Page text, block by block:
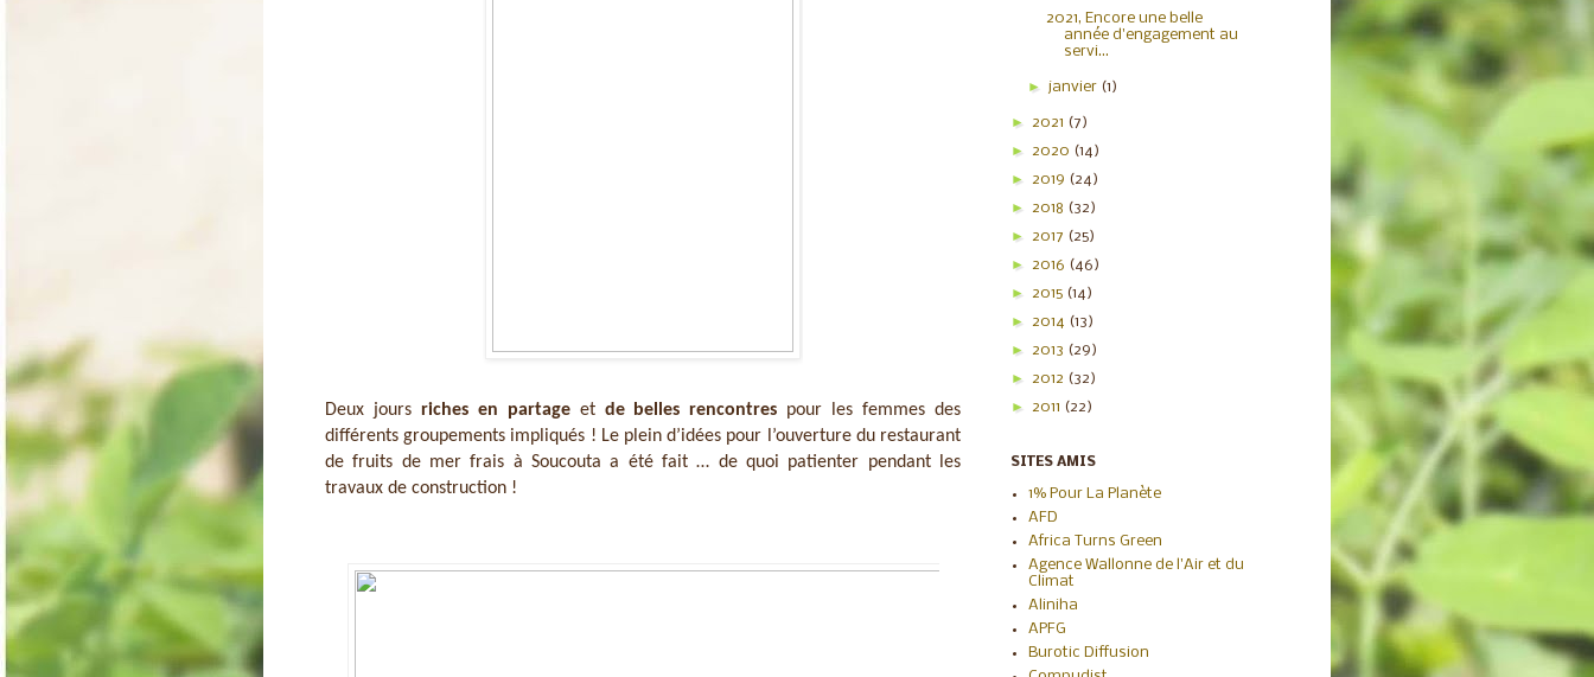
Deux jours riches en partage et de belles rencontres pour les femmes des
différents groupements impliqués ! Le plein d’idées pour l’ouverture du restaurant
de fruits de mer frais à Soucouta a été fait … de quoi patienter pendant les
travaux de construction !
2021, Encore une belle
année d'engagement au
servi...
►janvier (1)
► 2021 (7)
► 2020 (14)
► 2019 (24)
► 2018 (32)
► 2017 (25)
► 2016 (46)
► 2015 (14)
► 2014 (13)
► 2013 (29)
► 2012 (32)
► 2011 (22)
SITES AMIS
1% Pour La Planète
AFD
Africa Turns Green
Agence Wallonne de l'Air et du
Climat
Aliniha
APFG
Burotic Diffusion